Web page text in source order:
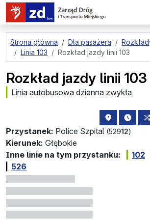
przejdź do treści strony
Strona główna Dla pasażera
Linia 103
Rozkład jazdy linii 103
Rozkład jazdy linii 103
Linia autobusowa dzienna zwykła
Przystanek: Police Szpital (52912)
lokalizacja
Kierunek: Głębokie
Inne linie na tym przystanku:
102
526